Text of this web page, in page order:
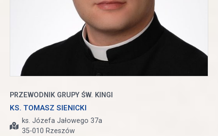
PRZEWODNIK GRUPY ŚW. KINGI
KS. TOMASZ SIENICKI
ks. Józefa Jałowego 37a
35-010 Rzeszów